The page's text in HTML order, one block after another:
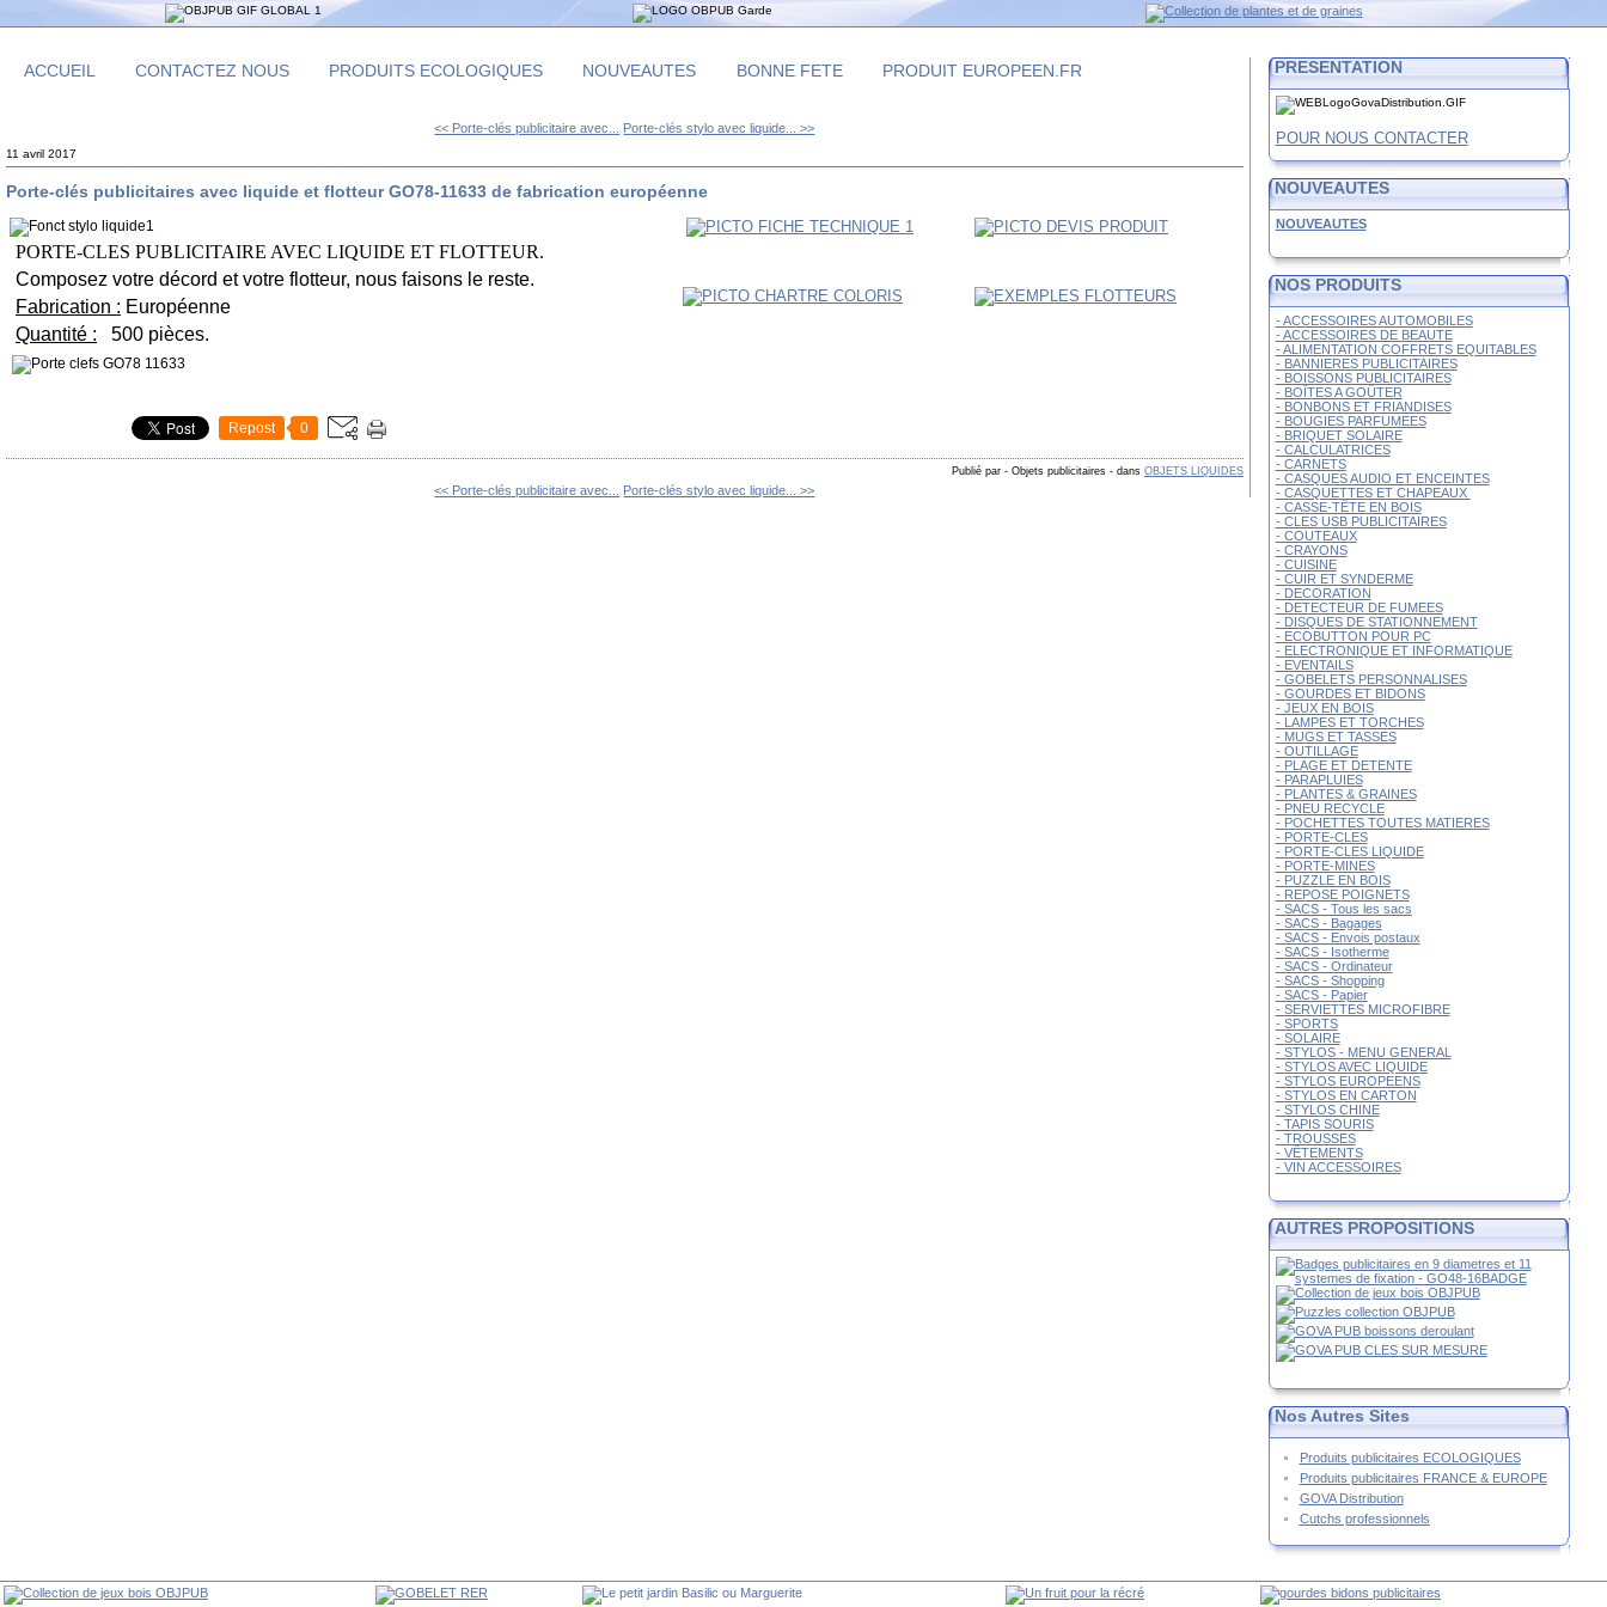
ACCUEIL CONTACTEZ NOUS PRODUITS ECOLOGIQUES NOUVEAUTES BONNE FETE PRODUIT EUROPEEN.FR
<< Porte-clés publicitaire avec... Porte-clés stylo avec liquide... >>
11 avril 2017
Porte-clés publicitaires avec liquide et flotteur GO78-11633 de fabrication européenne
PORTE-CLES PUBLICITAIRE AVEC LIQUIDE ET FLOTTEUR.
Composez votre décord et votre flotteur, nous faisons le reste.
Fabrication : Européenne
Quantité : 500 pièces.
Repost 0
Publié par - Objets publicitaires -dans OBJETS LIQUIDES
<< Porte-clés publicitaire avec... Porte-clés stylo avec liquide... >>
PRESENTATION
POUR NOUS CONTACTER
NOUVEAUTES
NOUVEAUTES
NOS PRODUITS
- ACCESSOIRES AUTOMOBILES
- ACCESSOIRES DE BEAUTE
- ALIMENTATION COFFRETS EQUITABLES
- BANNIERES PUBLICITAIRES
- BOISSONS PUBLICITAIRES
- BOÎTES A GOÛTER
- BONBONS ET FRIANDISES
- BOUGIES PARFUMEES
- BRIQUET SOLAIRE
- CALCULATRICES
- CARNETS
- CASQUES AUDIO ET ENCEINTES
- CASQUETTES ET CHAPEAUX
- CASSE-TÊTE EN BOIS
- CLES USB PUBLICITAIRES
- COUTEAUX
- CRAYONS
- CUISINE
- CUIR ET SYNDERME
- DECORATION
- DETECTEUR DE FUMEES
- DISQUES DE STATIONNEMENT
- ECOBUTTON POUR PC
- ELECTRONIQUE ET INFORMATIQUE
- EVENTAILS
- GOBELETS PERSONNALISES
- GOURDES ET BIDONS
- JEUX EN BOIS
- LAMPES ET TORCHES
- MUGS ET TASSES
- OUTILLAGE
- PLAGE ET DETENTE
- PARAPLUIES
- PLANTES & GRAINES
- PNEU RECYCLE
- POCHETTES TOUTES MATIERES
- PORTE-CLES
- PORTE-CLES LIQUIDE
- PORTE-MINES
- PUZZLE EN BOIS
- REPOSE POIGNETS
- SACS - Tous les sacs
- SACS - Bagages
- SACS - Envois postaux
- SACS - Isotherme
- SACS - Ordinateur
- SACS - Shopping
- SACS - Papier
- SERVIETTES MICROFIBRE
- SPORTS
- SOLAIRE
- STYLOS - MENU GENERAL
- STYLOS AVEC LIQUIDE
- STYLOS EUROPEENS
- STYLOS EN CARTON
- STYLOS CHINE
- TAPIS SOURIS
- TROUSSES
- VÊTEMENTS
- VIN ACCESSOIRES
AUTRES PROPOSITIONS
Nos Autres Sites
Produits publicitaires ECOLOGIQUES
Produits publicitaires FRANCE & EUROPE
GOVA Distribution
Cutchs professionnels